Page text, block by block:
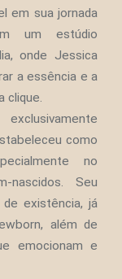
em sua jornada
um estúdio
onde Jessica
a essência e a
clique.
como
no
Seu
existência, já
além de
emocionam e